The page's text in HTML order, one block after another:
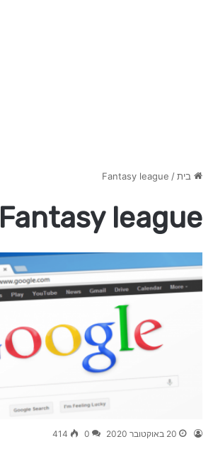
בית/
Fantasy league
Fantasy league
20 באוקטובר 2020 0
414